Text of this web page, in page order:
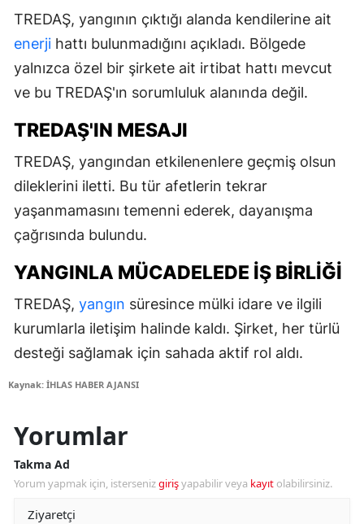
TREDAŞ, yangının çıktığı alanda kendilerine ait
enerji hattı bulunmadığını açıkladı. Bölgede
yalnızca özel bir şirkete ait irtibat hattı mevcut
ve bu TREDAŞ'ın sorumluluk alanında değil.
TREDAŞ'IN MESAJI
TREDAŞ, yangından etkilenenlere geçmiş olsun
dileklerini iletti. Bu tür afetlerin tekrar
yaşanmamasını temenni ederek, dayanışma
çağrısında bulundu.
YANGINLA MÜCADELEDE İŞ BIRLIĞI
TREDAŞ, yangın süresince mülki idare ve ilgili
kurumlarla iletişim halinde kaldı. Şirket, her türlü
desteği sağlamak için sahada aktif rol aldı.
Kaynak: İHLAS HABER AJANSI
Yorumlar
Takma Ad
Yorum yapmak için, istersenizgirişyapabilir veya kayıt olabilirsiniz.